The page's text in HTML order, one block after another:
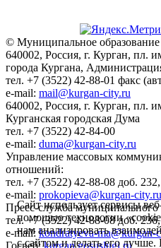
© Муниципальное образование
640002, Россия, г. Курган, пл.
города Кургана,
тел. +7 (3522) 42-88-01 факс
e-mail: mail@kurgan-city.ru
640002, Россия, г. Курган,
Курганская городская Дума
тел. +7 (3522) 42-84-00
e-mail: duma@kurgan-city.ru
Управление массовых
отношений:
тел. +7 (3522) 42-88-08 доб.
e-mail: prokopieva@kurgan-city.ru
Пресс-служба муниципального
тел. +7 (3522) 42-88-08 доб.
e-mail:kondratyeva-ma@kurgan-
Госвеб:kurgan.gosuslugi.ru
Сайт использует сервисы
помощью технологии
нам анализировать
с сайтом и делать его